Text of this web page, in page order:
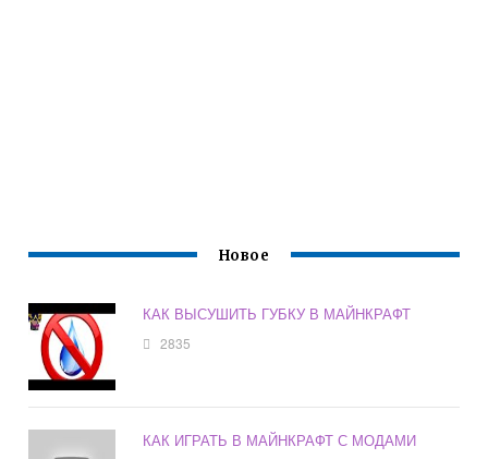
Новое
КАК ВЫСУШИТЬ ГУБКУ В МАЙНКРАФТ
2835
КАК ИГРАТЬ В МАЙНКРАФТ С МОДАМИ